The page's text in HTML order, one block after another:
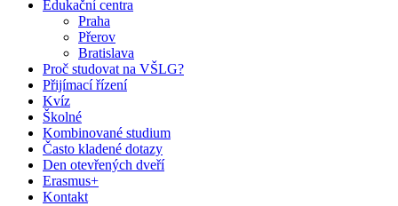
Edukační centra
Praha
Přerov
Bratislava
Proč studovat na VŠLG?
Přijímací řízení
Kvíz
Školné
Kombinované studium
Často kladené dotazy
Den otevřených dveří
Erasmus+
Kontakt